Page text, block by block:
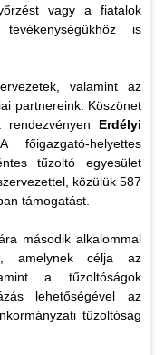
vagy a fiatalok
is
valamint az
partnereink. Köszönet
Erdélyi
helyettes
tűzoltó egyesület
közülük 587
támogatást.
második alkalommal
amelynek célja az
a tűzoltóságok
lehetőségével az
tűzoltóság